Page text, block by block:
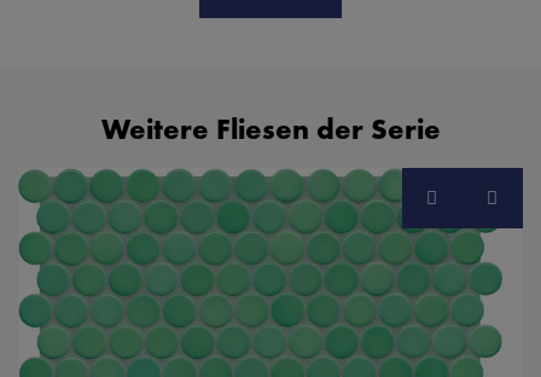
Weitere Fliesen der Serie